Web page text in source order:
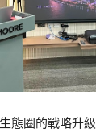
態圈的戰略升級